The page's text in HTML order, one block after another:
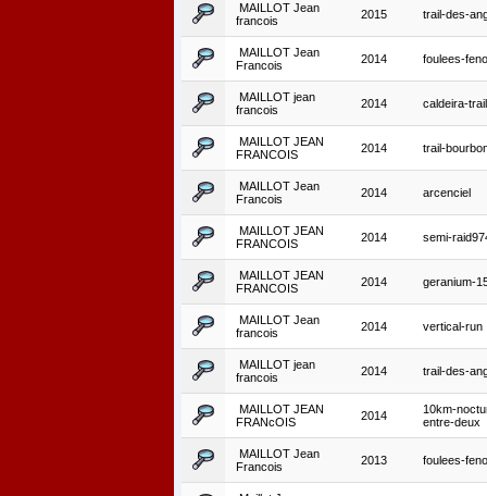
MAILLOT Jean
francois
2015 trail-des-
MAILLOT Jean
Francois
2014 foulees-
MAILLOT jean
francois
2014 caldeira-trail
MAILLOT JEAN
FRANCOIS
2014 trail-
MAILLOT Jean
Francois
2014 arcenciel
MAILLOT JEAN
FRANCOIS
2014 semi-
MAILLOT JEAN
FRANCOIS
2014 geranium-
MAILLOT Jean
francois
2014 vertical-run
MAILLOT jean
francois
2014 trail-des-
MAILLOT JEAN
FRANcOIS
2014
10km-
entre-deux
MAILLOT Jean
Francois
2013 foulees-